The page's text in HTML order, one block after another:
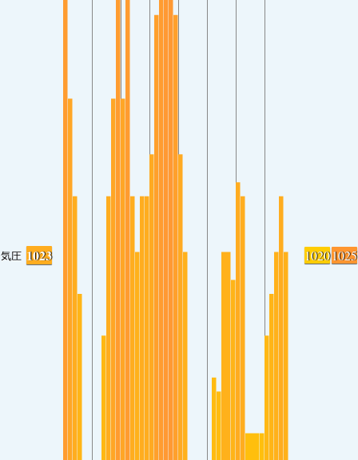
気圧 1023 10201025